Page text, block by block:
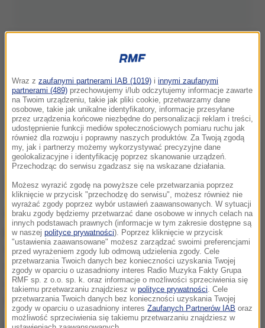
Szwedzka policja dostała zgłoszenie, że
pseudokibice kilku klubów piłkarskich mają spotkać
się w piątek wieczorem w Sztokholmie.
Funkcjonariusze zostali skierowani na miejsce, żeby
uspokoić sytuację- powiedział Fredrik Nylén ze
stołecznej policji.
Wraz z zaufanymi partnerami IAB (1019) i innymi zaufanymi
partnerami (489) przechowujemy i/lub odczytujemy informacje zawarte
na Twoim urządzeniu, takie jak pliki cookie, przetwarzamy dane
osobowe, takie jak unikalne identyfikatory, informacje przesyłane
przez urządzenia końcowe niezbędne do personalizacji reklam i treści,
udostępnienie funkcji mediów społecznościowych pomiaru ruchu jak
również dla rozwoju i poprawny naszych produktów. Za Twoją zgodą
my, jak i partnerzy możemy wykorzystywać precyzyjne dane
geolokalizacyjne i identyfikację poprzez skanowanie urządzeń.
Przechodząc do serwisu zgadzasz się na wskazane działania.
Możesz wyrazić zgodę na powyższe cele przetwarzania poprzez
kliknięcie w przycisk "przechodzę do serwisu", możesz również nie
wyrażać zgody poprzez wybór ustawień zaawansowanych. W sytuacji
braku zgody będziemy przetwarzać dane osobowe w innych celach na
innych podstawach prawnych (informacje w tym zakresie dostępne są
w naszej polityce prywatności). Poprzez kliknięcie w przycisk
"ustawienia zaawansowane" możesz zarządzać swoimi preferencjami
przed wyrażeniem zgody lub odmową udzielenia zgody. Cele
przetwarzania Twoich danych bez konieczności uzyskania Twojej
zgody w oparciu o uzasadniony interes Radio Muzyka Fakty Grupa
RMF sp. z o.o. sp. k. oraz informacje o możliwości sprzeciwienia się
takiemu przetwarzaniu znajdziesz w polityce prywatności . Cele
przetwarzania Twoich danych bez konieczności uzyskania Twojej
zgody w oparciu o uzasadniony interes Zaufanych Partnerów IAB oraz
możliwość sprzeciwienia się takiemu przetwarzaniu znajdziesz w